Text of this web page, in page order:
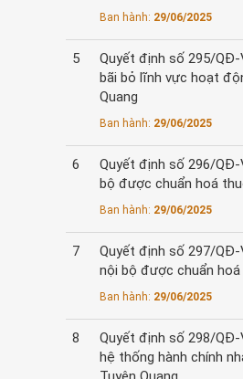
Ban hành: 29/06/2025
5
Quyết định số 295/QĐ-
bãi bỏ lĩnh vực hoạt
Quang
Ban hành: 29/06/2025
6
Quyết định số 296/QĐ-
bộ được chuẩn hoá
Ban hành: 29/06/2025
7
Quyết định số 297/QĐ-
nội bộ được chuẩn hoá
Ban hành: 29/06/2025
8
Quyết định số 298/QĐ-
hệ thống hành chính